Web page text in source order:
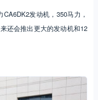
发动机，350马力，
还会推出更大的发动机和12